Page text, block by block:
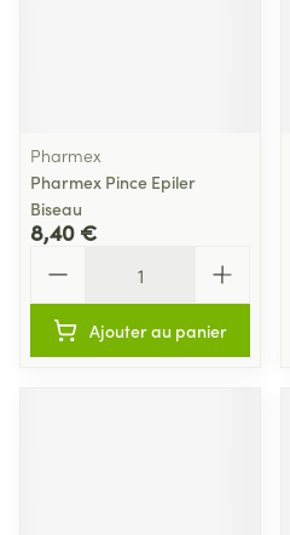
Pharmex
Pharmex Pince Epiler
Biseau
8,40 €
Ajouter au panier